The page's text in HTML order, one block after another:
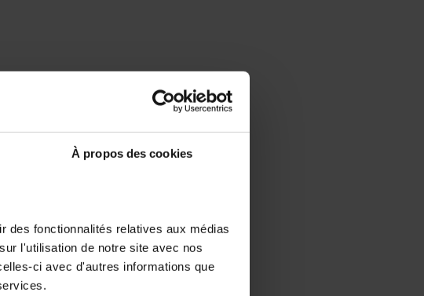
À propos des cookies
des fonctionnalités relatives aux médias
l'utilisation de notre site avec nos
ci avec d'autres informations que